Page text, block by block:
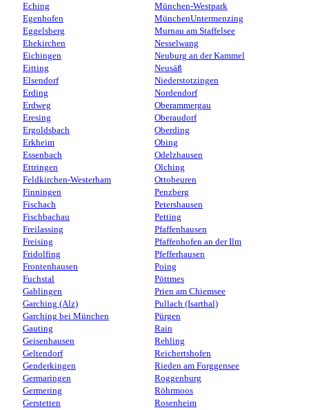
Eching
Egenhofen
Eggelsberg
Ehekirchen
Eichingen
Eitting
Elsendorf
Erding
Erdweg
Eresing
Ergoldsbach
Erkheim
Essenbach
Ettringen
Feldkirchen-Westerham
Finningen
Fischach
Fischbachau
Freilassing
Freising
Fridolfing
Frontenhausen
Fuchstal
Gablingen
Garching (Alz)
Garching bei München
Gauting
Geisenhausen
Geltendorf
Genderkingen
Germaringen
Germering
Gerstetten
München-Westpark
MünchenUntermenzing
Murnau am Staffelsee
Nesselwang
Neuburg an der Kammel
Neusäß
Niederstotzingen
Nordendorf
Oberammergau
Oberaudorf
Oberding
Obing
Odelzhausen
Olching
Ottobeuren
Penzberg
Petershausen
Petting
Pfaffenhausen
Pfaffenhofen an der Ilm
Pfefferhausen
Poing
Pöttmes
Prien am Chiemsee
Pullach (Isarthal)
Pürgen
Rain
Rehling
Reichertshofen
Rieden am Forggensee
Roggenburg
Röhrmoos
Rosenheim